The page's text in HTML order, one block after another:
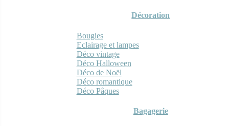
Décoration
Bougies
Eclairage et lampes
Déco vintage
Déco Halloween
Déco de Noël
Déco romantique
Déco Pâques
Bagagerie